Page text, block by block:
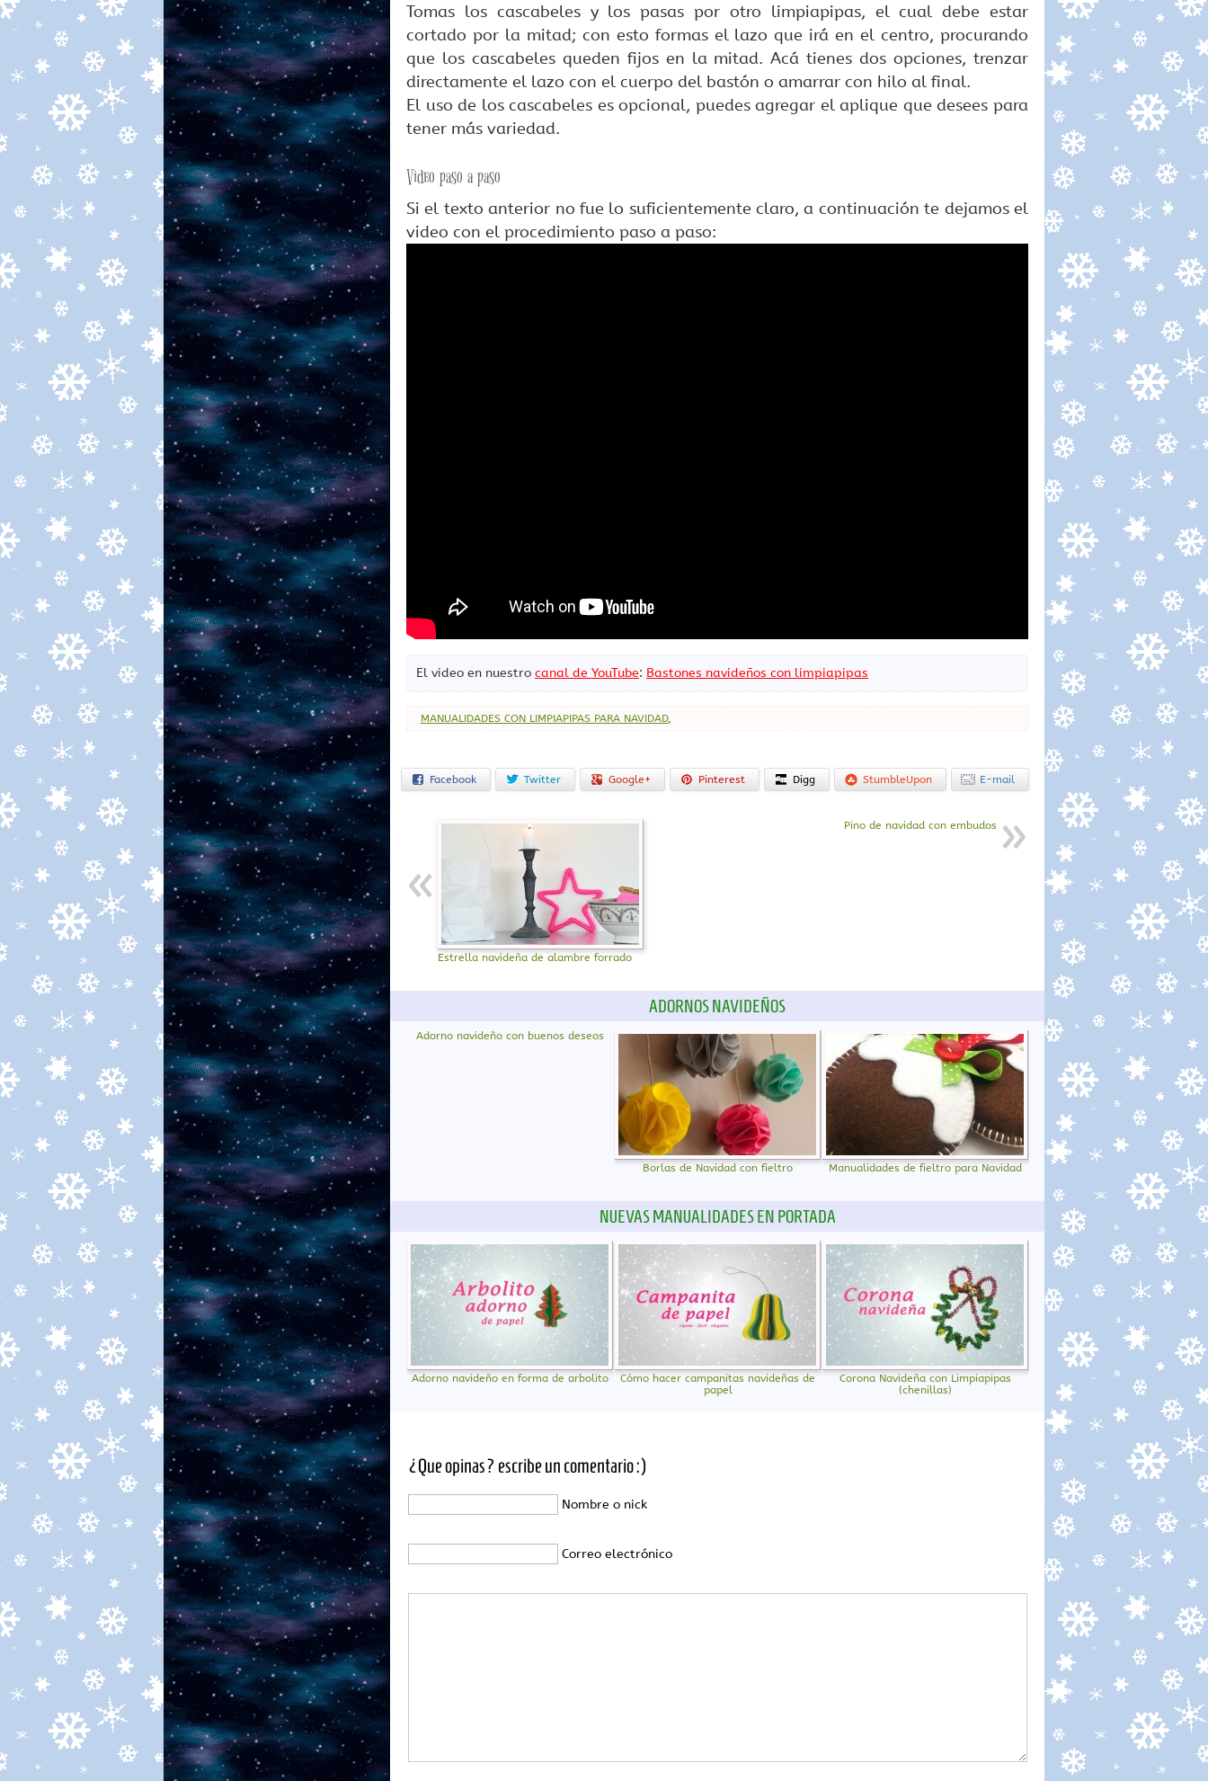
Tomas los cascabeles y los pasas por otro limpiapipas, el cual debe estar
cortado por la mitad; con esto formas el lazo que irá en el centro, procurando
que los cascabeles queden fijos en la mitad. Acá tienes dos opciones, trenzar
directamente el lazo con el cuerpo del bastón o amarrar con hilo al final.
El uso de los cascabeles es opcional, puedes agregar el aplique que desees para
tener más variedad.
Video paso a paso
Si el texto anterior no fue lo suficientemente claro, a continuación te dejamos el
video con el procedimiento paso a paso:
El video en nuestro canal de YouTube: Bastones navideños con limpiapipas
MANUALIDADES CON LIMPIAPIPAS PARA NAVIDAD,
Facebook Twitter Google+ Pinterest Digg StumbleUpon E-mail
Estrella navideña de alambre forrado
Pino de navidad con embudos
ADORNOS NAVIDEÑOS
Adorno navideño con buenos deseos
Borlas de Navidad con fieltro Manualidades de fieltro para Navidad
NUEVAS MANUALIDADES EN PORTADA
Adorno navideño en forma de arbolito
Cómo hacer campanitas navideñas de
papel
Corona Navideña con Limpiapipas
(chenillas)
¿Que opinas? escribe un comentario :)
Nombre o nick
Correo electrónico